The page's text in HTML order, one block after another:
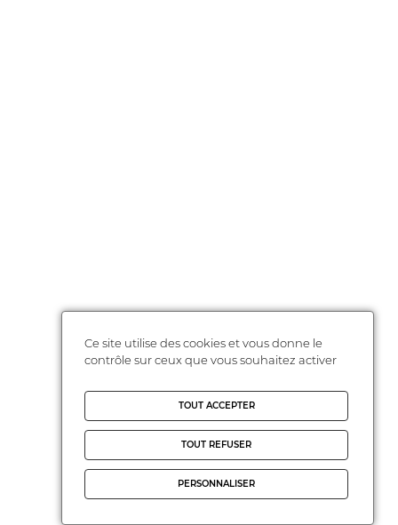
Ce site utilise des cookies et vous donne le
contrôle sur ceux que vous souhaitez activer
TOUT ACCEPTER
TOUT REFUSER
PERSONNALISER